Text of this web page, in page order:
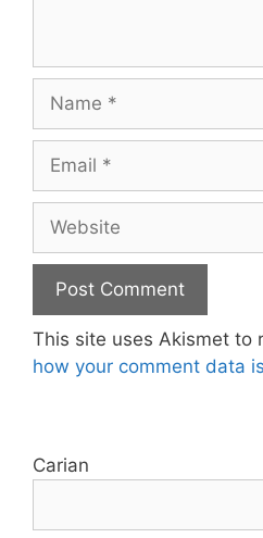
Name
Email
Website
This site uses Akismet to
how your comment data
Carian